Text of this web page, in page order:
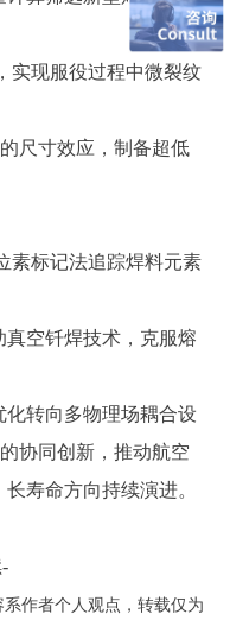
实现服役过程中微裂纹
尺寸效应，制备超低
素标记法追踪焊料元素
空钎焊技术，克服熔
转向多物理场耦合设
协同创新，推动航空
寿命方向持续演进。
作者个人观点，转载仅为